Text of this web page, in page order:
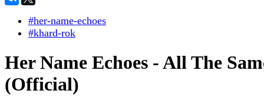
#her-name-echoes
#khard-rok
Her Name Echoes - All The
(Official)